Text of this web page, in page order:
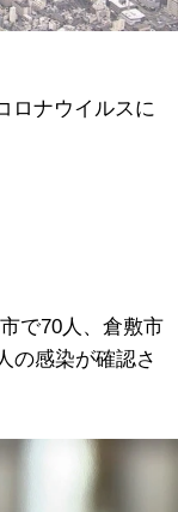
ロナウイルスに
で70人、倉敷市
の感染が確認さ